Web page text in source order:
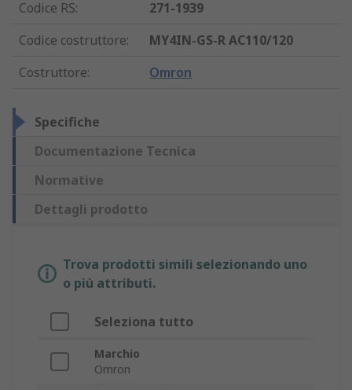
Codice RS:
271-1939
Codice costruttore:
MY4IN-GS-R AC110/120
Costruttore: Omron
Specifiche
Documentazione Tecnica
Normative
Dettagli prodotto
Trova prodotti simili selezionando uno
o più attributi.
Seleziona tutto
Marchio
Omron